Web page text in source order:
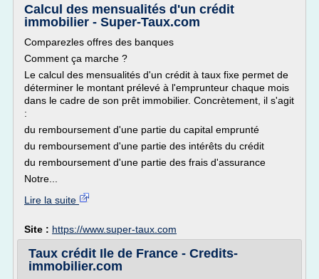
Calcul des mensualités d'un crédit
immobilier - Super-Taux.com
Comparezles offres des banques
Comment ça marche ?
Le calcul des mensualités d'un crédit à taux fixe permet de
déterminer le montant prélevé à l'emprunteur chaque mois
dans le cadre de son prêt immobilier. Concrètement, il s'agit
:
du remboursement d'une partie du capital emprunté
du remboursement d'une partie des intérêts du crédit
du remboursement d'une partie des frais d'assurance
Notre...
Lire la suite
Site : https://www.super-taux.com
Taux crédit Ile de France - Credits-
immobilier.com